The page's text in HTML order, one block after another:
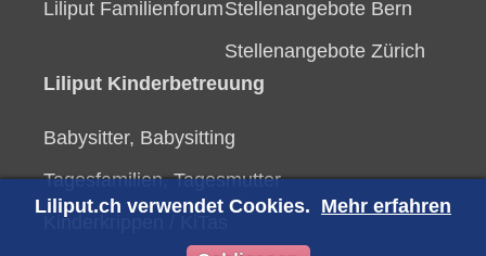
Liliput FamilienforumStellenangebote Bern
Stellenangebote Zürich
Liliput Kinderbetreuung
Babysitter, Babysitting
Tagesfamilien, Tagesmutter
Kinderkrippen / KiTas
Liliput.ch verwendet Cookies. Mehr erfahren